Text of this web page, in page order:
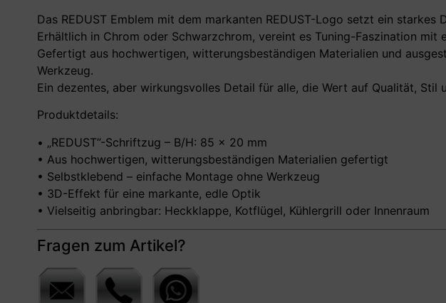
Das REDUST Emblem mit dem markanten REDUST-Logo setzt ein starkes
Erhältlich in Chrom oder Schwarzchrom, vereint es Tuning-Faszination mit
Gefertigt aus hochwertigen, witterungsbeständigen Materialien und
Werkzeug.
Ein dezentes, aber wirkungsvolles Detail für alle, die Wert auf Qualität, Stil
Produktdetails:
• „REDUST”-Schriftzug – B/H: 85 × 20 mm
• Aus hochwertigen, witterungsbeständigen Materialien gefertigt
• Selbstklebend – einfache Montage ohne Werkzeug
• 3D-Effekt für eine markante, edle Optik
• Vielseitig anbringbar: Heckklappe, Kotflügel, Kühlergrill oder Innenraum
Fragen zum Artikel?